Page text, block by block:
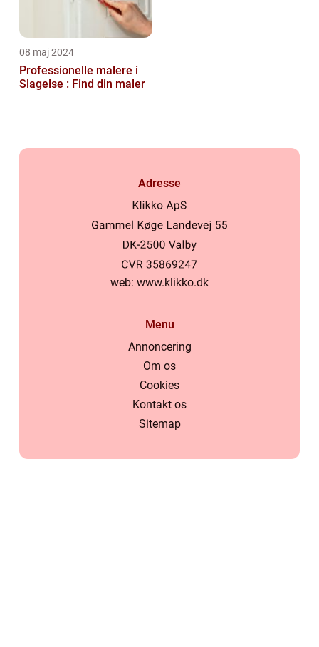
08 maj 2024
Professionelle malere i
Slagelse : Find din maler
Adresse
web: www.klikko.dk
Menu
Annoncering
Om os
Cookies
Kontakt os
Sitemap